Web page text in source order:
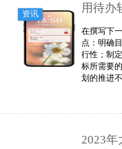
资讯
用待办
在撰写下
点：明确
行性；制
标所需要
划的推进
2023年